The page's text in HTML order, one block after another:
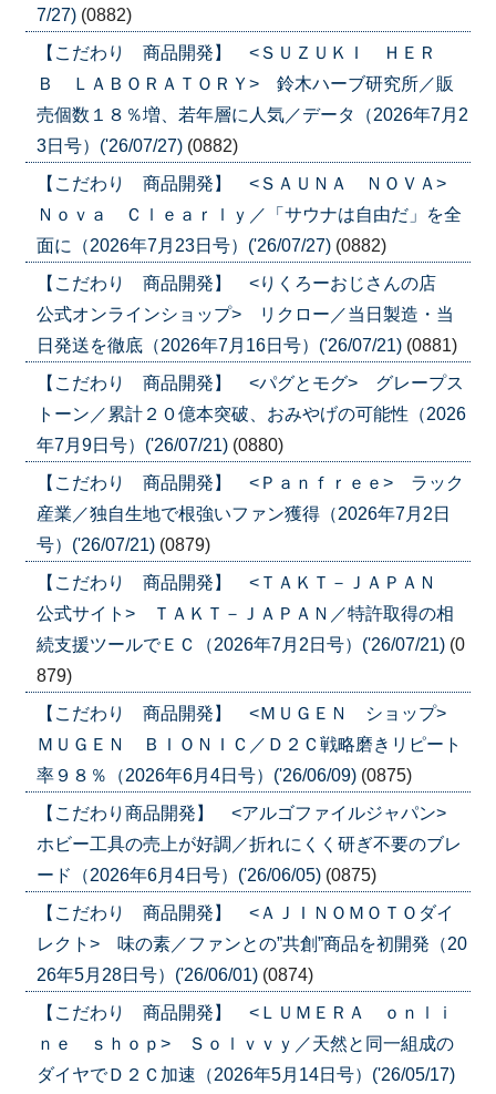
7/27) (0882)
【こだわり 商品開発】 <ＳＵＺＵＫＩ ＨＥＲ
Ｂ ＬＡＢＯＲＡＴＯＲＹ> 鈴木ハーブ研究所／販
売個数１８％増、若年層に人気／データ（2026年7月2
3日号）('26/07/27) (0882)
【こだわり 商品開発】 <ＳＡＵＮＡ ＮＯＶＡ>
Ｎｏｖａ Ｃｌｅａｒｌｙ／「サウナは自由だ」を全
面に（2026年7月23日号）('26/07/27) (0882)
【こだわり 商品開発】 <りくろーおじさんの店
公式オンラインショップ> リクロー／当日製造・当
日発送を徹底（2026年7月16日号）('26/07/21) (0881)
【こだわり 商品開発】 <パグとモグ> グレープス
トーン／累計２０億本突破、おみやげの可能性（2026
年7月9日号）('26/07/21) (0880)
【こだわり 商品開発】 <Ｐａｎｆｒｅｅ> ラック
産業／独自生地で根強いファン獲得（2026年7月2日
号）('26/07/21) (0879)
【こだわり 商品開発】 <ＴＡＫＴ－ＪＡＰＡＮ
公式サイト> ＴＡＫＴ－ＪＡＰＡＮ／特許取得の相
続支援ツールでＥＣ（2026年7月2日号）('26/07/21) (0
879)
【こだわり 商品開発】 <ＭＵＧＥＮ ショップ>
ＭＵＧＥＮ ＢＩＯＮＩＣ／Ｄ２Ｃ戦略磨きリピート
率９８％（2026年6月4日号）('26/06/09) (0875)
【こだわり商品開発】 <アルゴファイルジャパン>
ホビー工具の売上が好調／折れにくく研ぎ不要のブレ
ード（2026年6月4日号）('26/06/05) (0875)
【こだわり 商品開発】 <ＡＪＩＮＯＭＯＴＯダイ
レクト> 味の素／ファンとの”共創”商品を初開発（20
26年5月28日号）('26/06/01) (0874)
【こだわり 商品開発】 <ＬＵＭＥＲＡ ｏｎｌｉ
ｎｅ ｓｈｏｐ> Ｓｏｌｖｖｙ／天然と同一組成の
ダイヤでＤ２Ｃ加速（2026年5月14日号）('26/05/17)